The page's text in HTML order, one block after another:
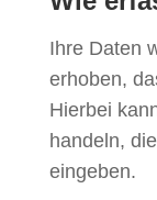
Ihre Daten
erhoben,
Hierbei
handeln,
eingeben.